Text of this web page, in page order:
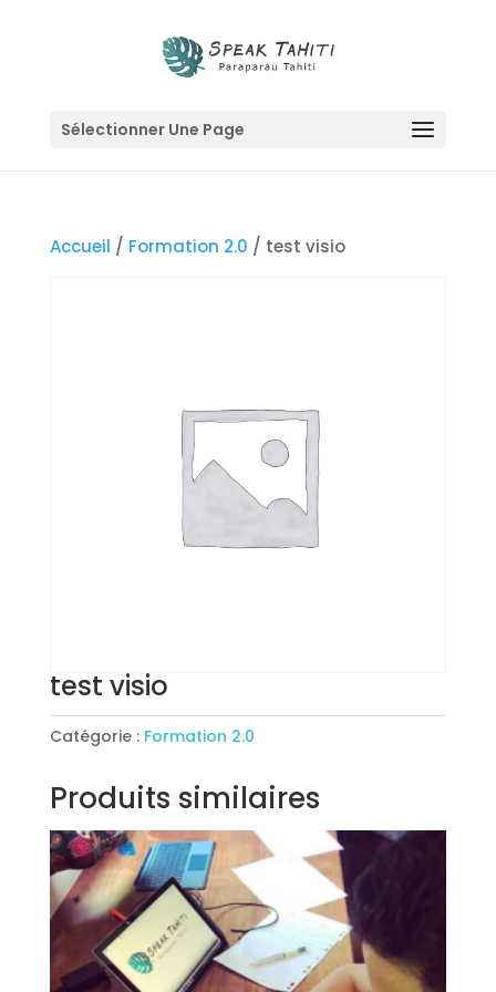
Sélectionner Une Page
Accueil / Formation 2.0 / test visio
test visio
Catégorie : Formation 2.0
Produits similaires